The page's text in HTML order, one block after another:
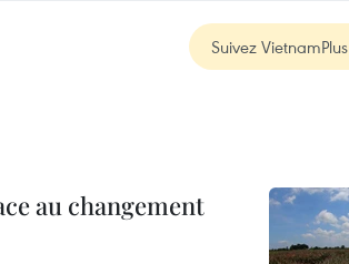
Suivez VietnamPlus
au changement